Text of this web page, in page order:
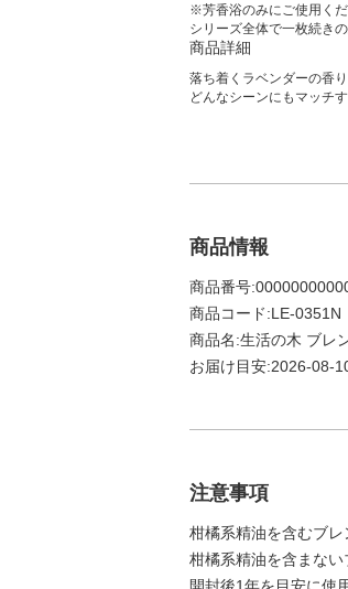
※芳香浴のみにご使用くだ
シリーズ全体で一枚続き
商品詳細
落ち着くラベンダーの香
どんなシーンにもマッチ
商品情報
商品番号
商品コード:LE-0351N
商品名:生活の木 ブレ
お届け目安:2026-08-
注意事項
柑橘系精油を含むブ
柑橘系精油を含まな